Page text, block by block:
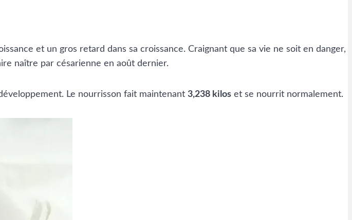
et un gros retard dans sa croissance. Craignant que sa vie ne soit en danger,
naître par césarienne en août dernier.
Le nourrisson fait maintenant 3,238 kilos et se nourrit normalement.